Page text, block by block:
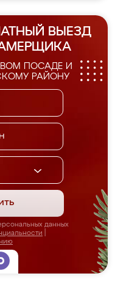
ВЫЕЗД
ПОСАДЕ И
РАЙОНУ
данных